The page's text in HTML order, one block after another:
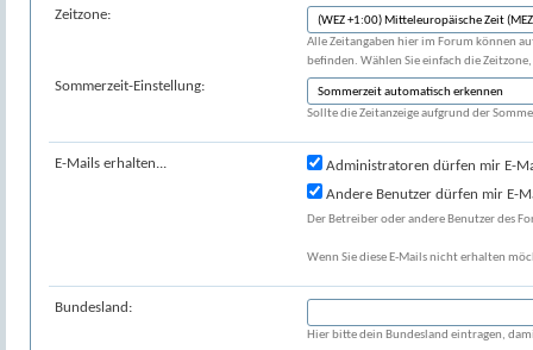
Zeitzone:
Alle Zeitangaben hier im Forum können
befinden. Wählen Sie einfach die
Sommerzeit-Einstellung:
Sollte die Zeitanzeige aufgrund der
E-Mails erhalten...
Administratoren dürfen mir E-
Andere Benutzer dürfen mir E-
Der Betreiber oder andere Benutzer des
Wenn Sie diese E-Mails nicht erhalten
Bundesland:
Hier bitte dein Bundesland eintragen,